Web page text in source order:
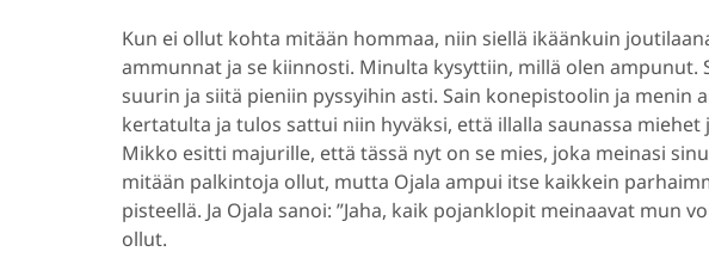
Kun ei ollut kohta mitään hommaa, niin siellä ikäänkuin
ammunnat ja se kiinnosti. Minulta kysyttiin, millä olen ampunut.
suurin ja siitä pieniin pyssyihin asti. Sain konepistoolin ja menin
kertatulta ja tulos sattui niin hyväksi, että illalla saunassa
Mikko esitti majurille, että tässä nyt on se mies, joka meinasi
mitään palkintoja ollut, mutta Ojala ampui itse kaikkein
pisteellä. Ja Ojala sanoi: ”Jaha, kaik pojanklopit meinaavat mun
ollut.